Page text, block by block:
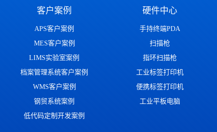
客户案例
APS客户案例
MES客户案例
LIMS实验室案例
档案管理系统客户案例
WMS客户案例
钢贸系统案例
低代码定制开发案例
硬件中心
手持终端PDA
扫描枪
指环扫描枪
工业标签打印机
便携标签打印机
工业平板电脑